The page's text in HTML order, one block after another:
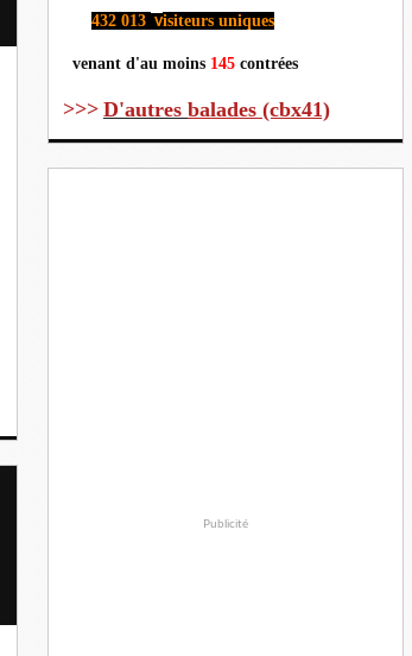
432 013 visiteurs uniques
venant d'au moins 145 contrées
>>> D'autres balades (cbx41)
Publicité